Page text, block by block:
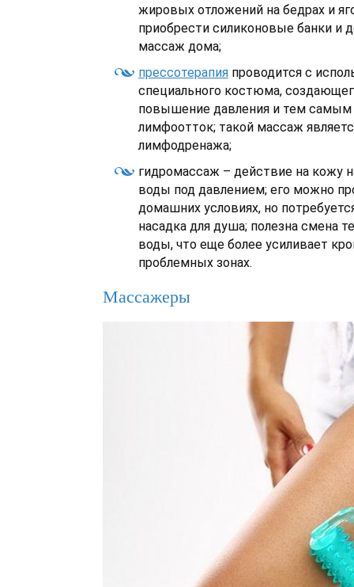
жировых отложений на бедрах и
приобрести силиконовые банки и
массаж дома;
прессотерапия проводится с
специального костюма,
повышение давления и тем
лимфоотток; такой массаж
лимфодренажа;
гидромассаж – действие на кожу
воды под давлением; его можно
домашних условиях, но
насадка для душа; полезна смена
воды, что еще более усиливает
проблемных зонах.
Массажеры